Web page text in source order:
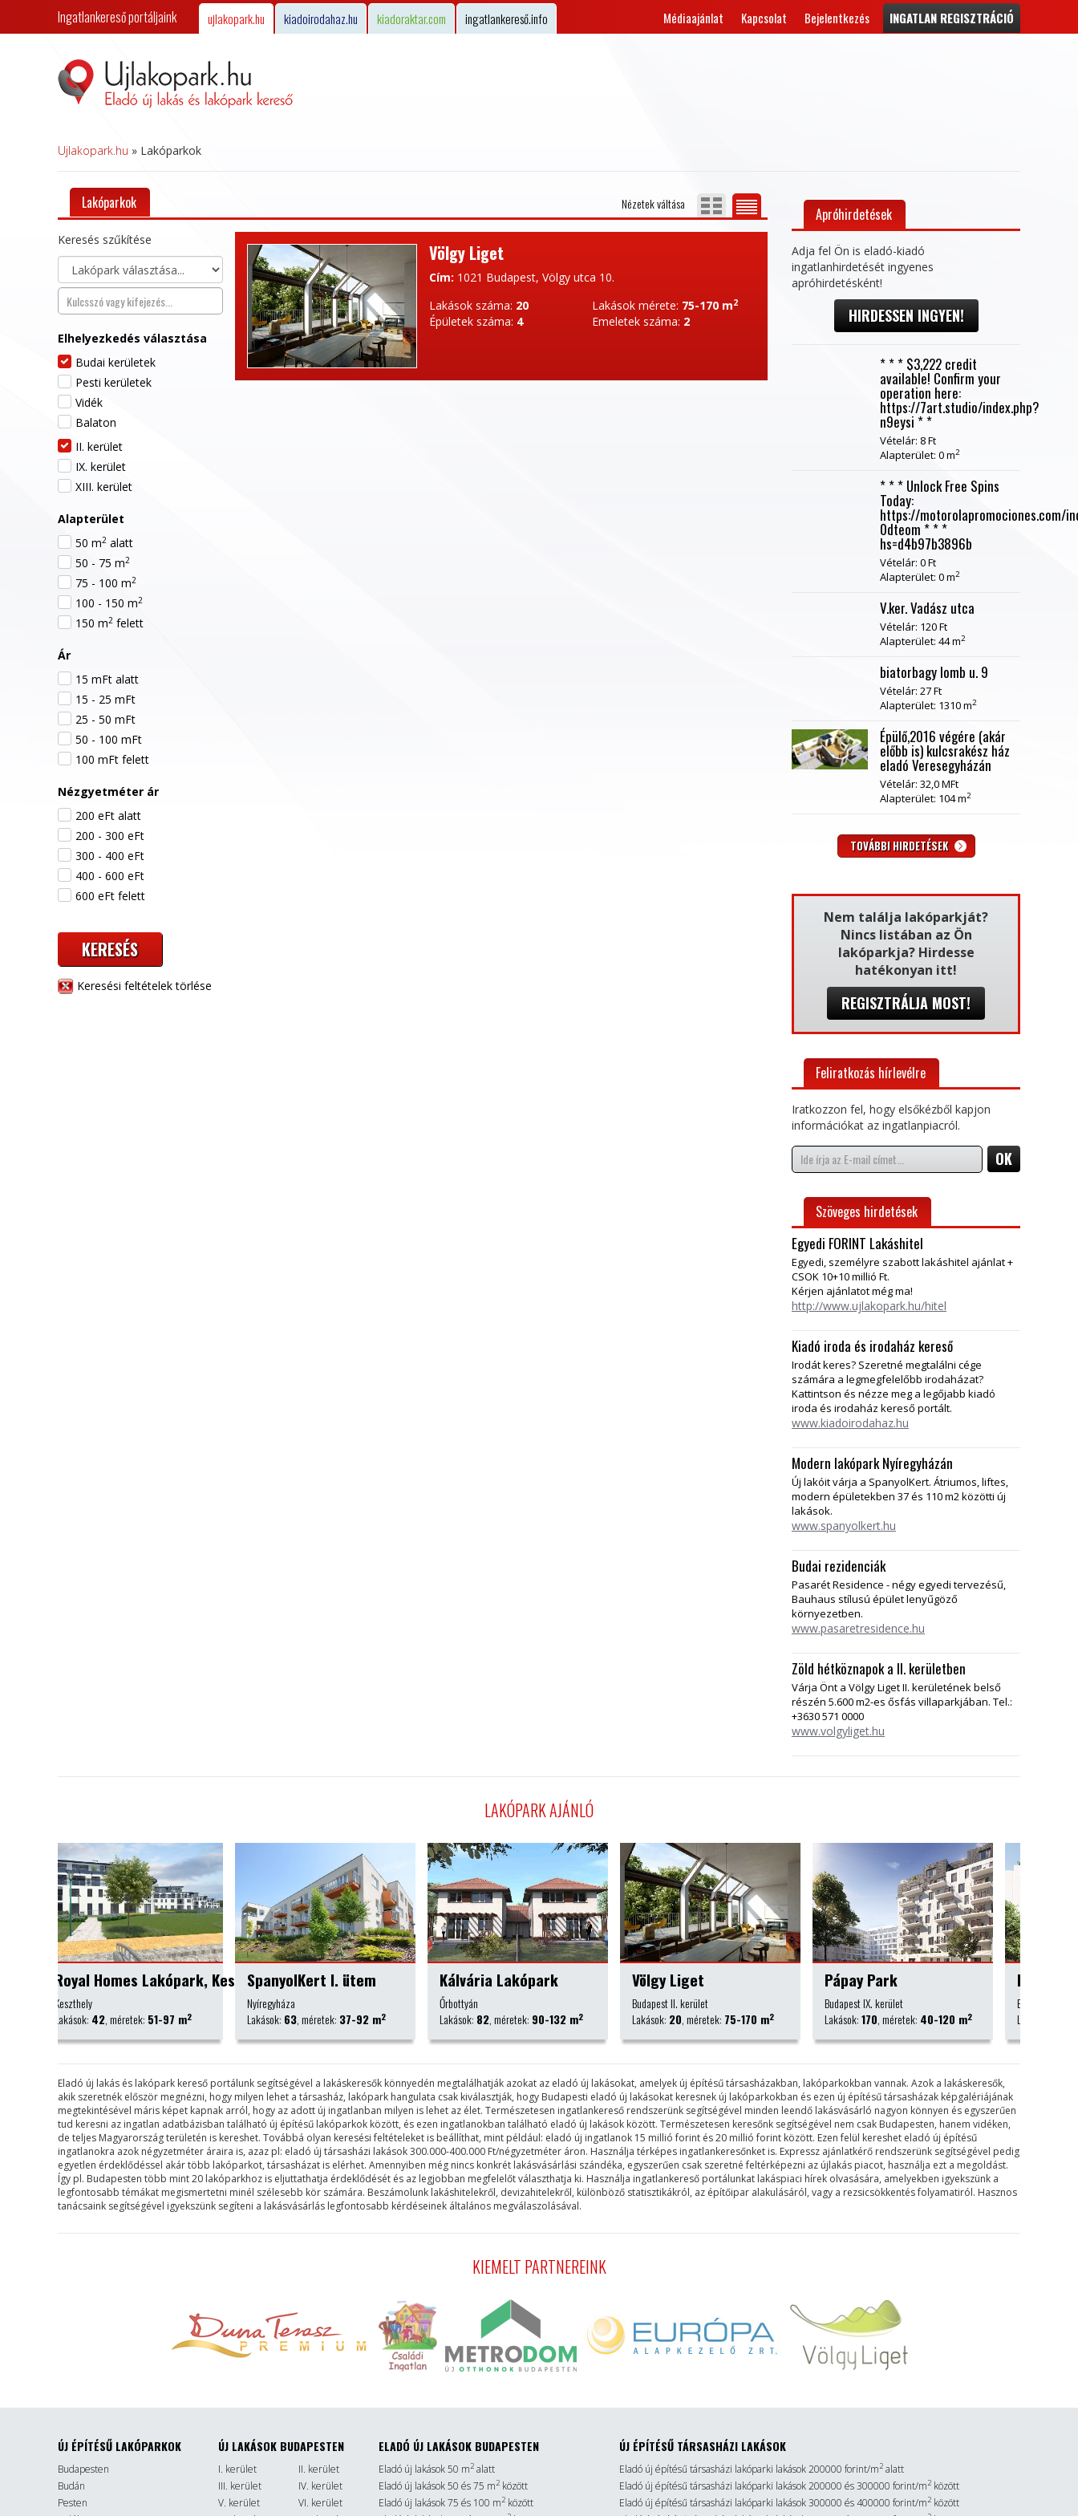
Ingatlankereső portáljaink ujlakopark.hu kiadoirodahaz.hu kiadoraktar.com ingatlankereső.info Médiaajánlat Kapcsolat Bejelentkezés INGATLAN REGISZTRÁCIÓ
Ujlakopark.hu » Lakóparkok
Lakóparkok Nézetek váltása
Keresés szűkítése
Elhelyezkedés választása
Budai kerületek
Pesti kerületek
Vidék
Balaton
II. kerület
IX. kerület
XIII. kerület
Alapterület
50 m2 alatt
50 - 75 m2
75 - 100 m2
100 - 150 m2
150 m2 felett
Ár
15 mFt alatt
15 - 25 mFt
25 - 50 mFt
50 - 100 mFt
100 mFt felett
Nézgyetméter ár
200 eFt alatt
200 - 300 eFt
300 - 400 eFt
400 - 600 eFt
600 eFt felett
KERESÉS
Keresési feltételek törlése
Völgy Liget
Cím: 1021 Budapest, Völgy utca 10.
Lakások száma: 20 Lakások mérete: 75-170 m2
Épületek száma: 4 Emeletek száma: 2
Apróhirdetések
Adja fel Ön is eladó-kiadó
ingatlanhirdetését ingyenes
apróhirdetésként!
HIRDESSEN INGYEN!
* * * $3,222 credit
available! Confirm your
operation here:
https://7art.studio/index.php?
n9eysi * *
Vételár: 8 Ft
Alapterület: 0 m2
* * * Unlock Free Spins
Today:
https://motorolapromociones.com/
0dteom * * *
hs=d4b97b3896b
Vételár: 0 Ft
Alapterület: 0 m2
V.ker. Vadász utca
Vételár: 120 Ft
Alapterület: 44 m2
biatorbagy lomb u. 9
Vételár: 27 Ft
Alapterület: 1310 m2
Épülő,2016 végére (akár
előbb is) kulcsrakész ház
eladó Veresegyházán
Vételár: 32,0 MFt
Alapterület: 104 m2
TOVÁBBI HIRDETÉSEK
Nem találja lakóparkját?
Nincs listában az Ön
lakóparkja? Hirdesse
hatékonyan itt!
REGISZTRÁLJA MOST!
Feliratkozás hírlevélre
Iratkozzon fel, hogy elsőkézből kapjon
információkat az ingatlanpiacról.
Szöveges hirdetések
Egyedi FORINT Lakáshitel
Egyedi, személyre szabott lakáshitel ajánlat +
CSOK 10+10 millió Ft.
Kérjen ajánlatot még ma!
http://www.ujlakopark.hu/hitel
Kiadó iroda és irodaház kereső
Irodát keres? Szeretné megtalálni cége
számára a legmegfelelőbb irodaházat?
Kattintson és nézze meg a legőjabb kiadó
iroda és irodaház kereső portált.
www.kiadoirodahaz.hu
Modern lakópark Nyíregyházán
Új lakóit várja a SpanyolKert. Átriumos, liftes,
modern épületekben 37 és 110 m2 közötti új
lakások.
www.spanyolkert.hu
Budai rezidenciák
Pasarét Residence - négy egyedi tervezésű,
Bauhaus stílusú épület lenyűgöző
környezetben.
www.pasaretresidence.hu
Zöld hétköznapok a II. kerületben
Várja Önt a Völgy Liget II. kerületének belső
részén 5.600 m2-es ősfás villaparkjában. Tel.:
+3630 571 0000
www.volgyliget.hu
LAKÓPARK AJÁNLÓ
KeszthelySpanyolKert I. ütem
Nyíregyháza
Lakások:63, méretek:37-92 m
Kálvária Lakópark
Őrbottyán
Lakások:82, méretek:90-132 m
Völgy Liget
Budapest II. kerület
Lakások:20, méretek:75-170 m
Pápay Park
Budapest IX. kerület
Lakások:170, méretek:40-120 m
Kassák Lajos
Budapest XIII. kerület
Lakások:27, méretek:31-73 m2
Eladó új lakás és lakópark kereső portálunk segítségével a lakáskeresők könnyedén megtalálhatják azokat az eladó új lakásokat, amelyek új építésű társasházakban, lakóparkokban vannak. Azok a lakáskeresők,
akik szeretnék először megnézni, hogy milyen lehet a társasház, lakópark hangulata csak kiválasztják, hogy Budapesti eladó új lakásokat keresnek új lakóparkokban és ezen új építésű társasházak képgalériájának
megtekintésével máris képet kapnak arról, hogy az adott új ingatlanban milyen is lehet az élet. Természetesen ingatlankereső rendszerünk segítségével minden leendő lakásvásárló nagyon könnyen és egyszerűen
tud keresni az ingatlan adatbázisban található új építésű lakóparkok között, és ezen ingatlanokban található eladó új lakások között. Természetesen keresőnk segítségével nem csak Budapesten, hanem vidéken,
de teljes Magyarország területén is kereshet. Továbbá olyan keresési feltételeket is beállíthat, mint például: eladó új ingatlanok 15 millió forint és 20 millió forint között. Ezen felül kereshet eladó új építésű
ingatlanokra azok négyzetméter áraira is, azaz pl: eladó új társasházi lakások 300.000-400.000 Ft/négyzetméter áron. Használja térképes ingatlankeresőnket is. Expressz ajánlatkérő rendszerünk segítségével pedig
egyetlen érdeklődéssel akár több lakóparkot, társasházat is elérhet. Amennyiben még nincs konkrét lakásvásárlási szándéka, egyszerűen csak szeretné feltérképezni az újlakás piacot, használja ezt a megoldást.
Így pl. Budapesten több mint 20 lakóparkhoz is eljuttathatja érdeklődését és az legjobban megfelelőt választhatja ki. Használja ingatlankereső portálunkat lakáspiaci hírek olvasására, amelyekben igyekszünk a
legfontosabb témákat megismertetni minél szélesebb kör számára. Beszámolunk lakáshitelekről, devizahitelekről, különböző statisztikákról, az építőipar alakulásáról, vagy a rezsicsökkentés folyamatiról. Hasznos
tanácsaink segítségével igyekszünk segíteni a lakásvásárlás legfontosabb kérdéseinek általános megválaszolásával.
KIEMELT PARTNEREINK
ÚJ ÉPÍTÉSŰ LAKÓPARKOK
Budapesten
Budán
Pesten
ÚJ LAKÁSOK BUDAPESTEN
I. kerület
II. kerület
III. kerület
IV. kerület
V. kerület
VI. kerület
ELADÓ ÚJ LAKÁSOK BUDAPESTEN
Eladó új lakások 50 m2 alatt
Eladó új lakások 50 és 75 m2 között
Eladó új lakások 75 és 100 m2 között
ÚJ ÉPÍTÉSŰ TÁRSASHÁZI LAKÁSOK
Eladó új építésű társasházi lakóparki lakások 200000 forint/m2 alatt
Eladó új építésű társasházi lakóparki lakások 200000 és 300000 forint/m2 között
Eladó új építésű társasházi lakóparki lakások 300000 és 400000 forint/m2 között